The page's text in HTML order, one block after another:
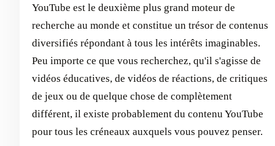
YouTube est le deuxième plus grand moteur de
recherche au monde et constitue un trésor de contenus
diversifiés répondant à tous les intérêts imaginables.
Peu importe ce que vous recherchez, qu'il s'agisse de
vidéos éducatives, de vidéos de réactions, de critiques
de jeux ou de quelque chose de complètement
différent, il existe probablement du contenu YouTube
pour tous les créneaux auxquels vous pouvez penser.